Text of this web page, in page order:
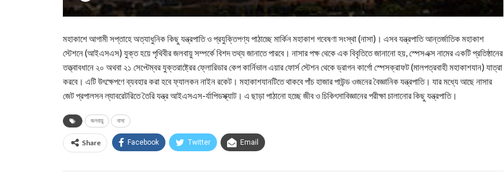
মহাকাশে আগামী সপ্তাহে অত্যাধুনিক কিছু যন্ত্রপাতি ও প্রযুক্তিপণ্য পাঠাচ্ছে মার্কিন মহাকাশ গবেষণা সংস্থা (নাসা)। এসব যন্ত্রপাতি আন্তর্জাতিক মহাকাশ
স্টেশনে (আইএসএস) যুক্ত হয়ে পৃথিবীর জলবায়ু সম্পর্কে বিশদ তথ্য জানাতে পারবে। নাসার পক্ষ থেকে এক বিবৃতিতে জানানো হয়, স্পেসএক্স নামের একটি প্রতিষ্ঠানের
তত্ত্বাবধানে ২০ অথবা ২১ সেপ্টেম্বর যুক্তরাষ্ট্রের ফ্লোরিডার কেপ কার্নিভাল এয়ার ফোর্স স্টেশন থেকে ড্রাগন কার্গো স্পেসক্রাফট (মালপত্রবাহী মহাকাশযান) যাত্রা
করবে। এটি উৎক্ষেপণে ব্যবহার করা হবে ফ্যালকন নাইন রকেট। মহাকাশযানটিতে থাকবে পাঁচ হাজার পাউন্ড ওজনের বৈজ্ঞানিক যন্ত্রপাতি। যার মধ্যে আছে নাসার
জেট প্রপালসন ল্যাবরেটরিতে তৈরি যন্ত্র আইএসএস-র্যাপিডস্ক্যাট। এ ছাড়া পাঠানো হচ্ছে জীব ও চিকিৎসাবিজ্ঞানের পরীক্ষা চালানোর কিছু যন্ত্রপাতি।
জলবায়ু নাসা
Share Facebook Twitter Email